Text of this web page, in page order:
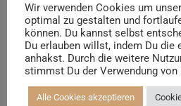
Yin Yogalehrer*in | 100 h &
Hormon Yogalehrer*in /
Stressmanagementtrainer*in | 70h
Longevitytrainer*in
Wir verwenden Cookies um
optimal zu gestalten und
können. Du kannst selbst
Du erlauben willst, indem Du die
anhakst. Durch die weitere
stimmst Du der Verwendung von
Alle Cookies akzeptieren